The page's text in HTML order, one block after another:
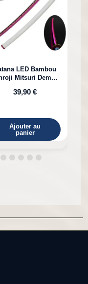
LED Bambou
Mitsuri Demon
39,90 €
Ajouter au
panier